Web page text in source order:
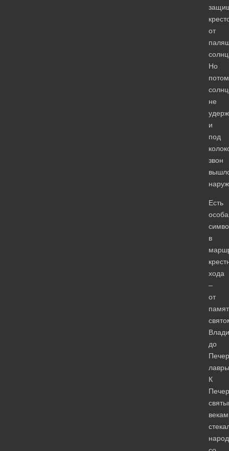
от
Но
потом
не
и
под
звон
Есть
в
хода
–
от
до
К
народ